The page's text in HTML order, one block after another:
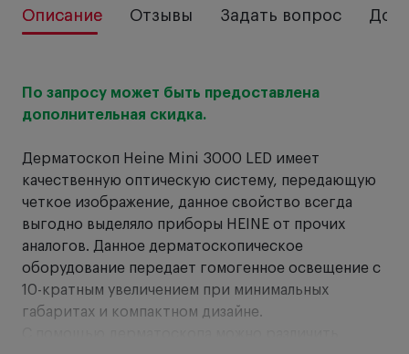
Описание Отзывы Задать вопрос
По запросу может быть предоставлена
дополнительная скидка.
Дерматоскоп Heine Mini 3000 LED имеет
качественную оптическую систему, передающую
четкое изображение, данное свойство всегда
выгодно выделяло приборы HEINE от прочих
аналогов. Данное дерматоскопическое
оборудование передает гомогенное освещение с
10-кратным увеличением при минимальных
габаритах и компактном дизайне.